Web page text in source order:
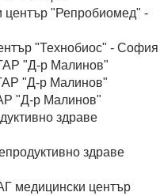
център "Репробиомед" -
"Технобиос" - София
"Д-р Малинов"
"Д-р Малинов"
"Д-р Малинов"
здраве
здраве
медицински център